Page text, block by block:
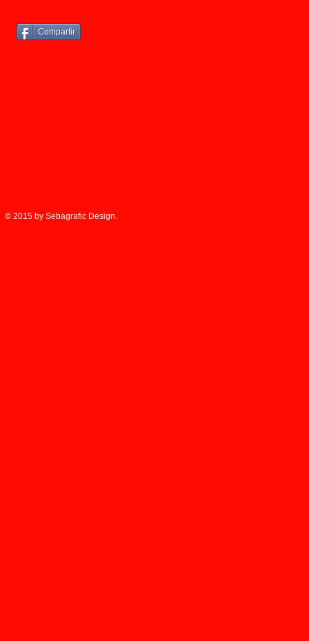
Compartir
© 2015 by Sebagrafic Design.